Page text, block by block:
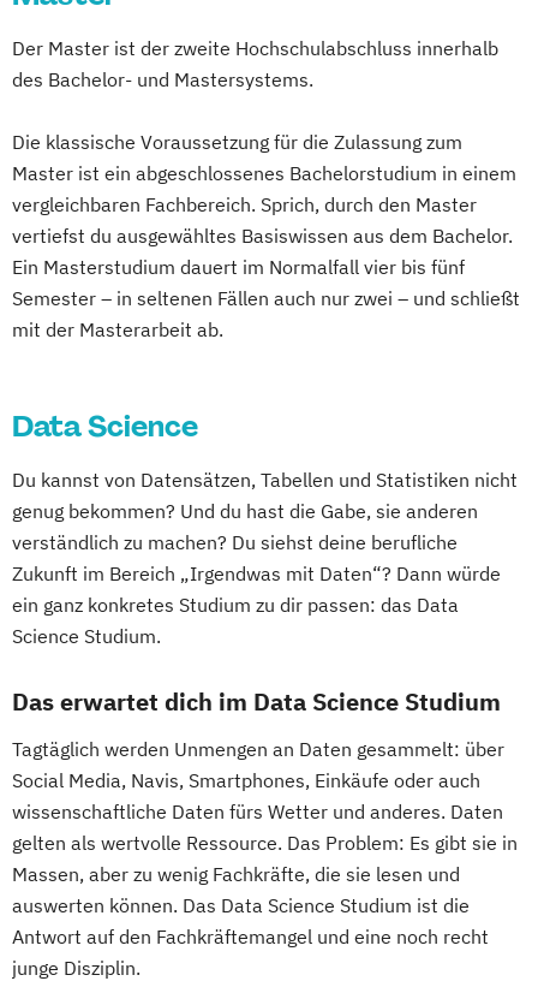
Heilpädagogik/Inklusionspädagogik
Hotelmanagement (DE/EN)
Immobilienmanagement
Immobilienmanagement für
Immobilienkaufleute
Immobilienwirtschaft
Informatik
Information Technology Management
(DE/EN)
(DE/EN)
Internationales Marketing
Journalismus und digitale Kommunikation
Kindheitspädagogik
Kindheitspädagogik für Erzieher:innen
Kommunikationsdesign
Kultur- und Medienpädagogik
Machine Learning (EN)
Management (DE/EN)
Marketing
Marketing und digitale Medien
Marketingmanagement
Maschinenbau
Master of Business Administration (DE/EN)
Mechatronik
Wirtschaftsingenieurwesen
Wirtschaftsingenieurwesen
Energiesysteme mit Erneuerbaren Energien
Wirtschaftspsychologie
MedTech – Functional Imaging
Conventional & Ion Radiotherapy (EN)
Kreislaufwirtschaft
Personal Organisation & Strategie
Polizeiliche Führung Praxisanleitung
Produktmarketing & Projektmanagement
Pädagogisch-Didaktischer Lehrgang für
Lehrende des Exekutivdienstes
Radiologietechnologie
Robotik
Softwaretechnik & Digitaler Systembau
Strategisches Marketing &
Kampagnenmanagement
Strategisches Sicherheitsmanagement
Sustainable Finance & Digital
Transformation (EN)
Vorbereitungslehrgang Bachelor (Studieren
ohne Matura)
Wirtschaftsberatung
Wirtschaftsingenieur
Wirtschaftskriminalität & Cyber Crime
Informatik
Informations- und
Innovations- und Technologiemanagement
Internationales Wirtschaftsingenieurwesen
Internet of Things und intelligente Systeme
Maschinenbau - Digitalisierte
Mechatronik und Robotik
Medical Engineering & eHealth
Bioprozesstechnik
Projekt und Prozessmanagement
Robotics Engineering
Software Engineering Sports Technology
Tissue Engineering and Regenerative
User Experience Management
Wasserstofftechnik
Web-Development
Wirtschaftsinformatik
Ökotoxikologie & Umweltmanagement
Communications
Journalismus & Medienmanagement
Kommunikations- und Betriebspsychologie
Kommunikationsmanagement
Kommunikationswirtschaft
Marketing & Sales
Marketing- & Salesmanagement
Tourismus-Management
Unternehmensführung – Entrepreneurship
(Bilingual)
Urban Tourism & Visitor Economy
Management
Der Master ist der zweite Hochschulabschluss innerhalb
des Bachelor- und Mastersystems.
Die klassische Voraussetzung für die Zulassung zum
Master ist ein abgeschlossenes Bachelorstudium in einem
vergleichbaren Fachbereich. Sprich, durch den Master
vertiefst du ausgewähltes Basiswissen aus dem Bachelor.
Ein Masterstudium dauert im Normalfall vier bis fünf
Semester – in seltenen Fällen auch nur zwei – und schließt
mit der Masterarbeit ab.
Data Science
Du kannst von Datensätzen, Tabellen und Statistiken nicht
genug bekommen? Und du hast die Gabe, sie anderen
verständlich zu machen? Du siehst deine berufliche
Zukunft im Bereich „Irgendwas mit Daten“? Dann würde
ein ganz konkretes Studium zu dir passen: das Data
Science Studium.
Das erwartet dich im Data Science Studium
Tagtäglich werden Unmengen an Daten gesammelt: über
Social Media, Navis, Smartphones, Einkäufe oder auch
wissenschaftliche Daten fürs Wetter und anderes. Daten
gelten als wertvolle Ressource. Das Problem: Es gibt sie in
Massen, aber zu wenig Fachkräfte, die sie lesen und
auswerten können. Das Data Science Studium ist die
Antwort auf den Fachkräftemangel und eine noch recht
junge Disziplin.